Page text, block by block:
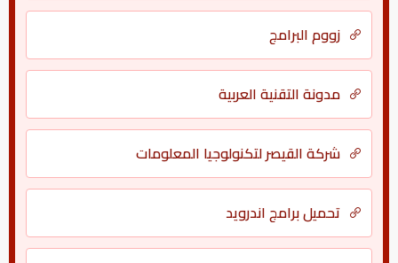
زووم البرامج
مدونة التقنية العربية
شركة القيصر لتكنولوجيا المعلومات
تحميل برامج اندرويد